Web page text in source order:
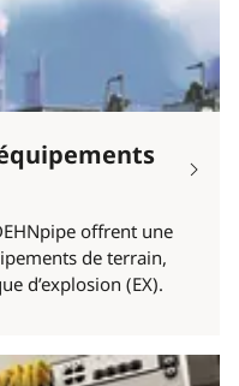
offrent une
de terrain,
d’explosion (EX).